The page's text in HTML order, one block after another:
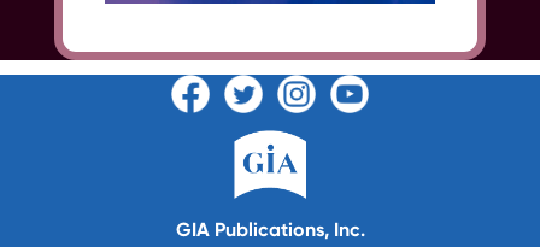
GIA Publications, Inc.